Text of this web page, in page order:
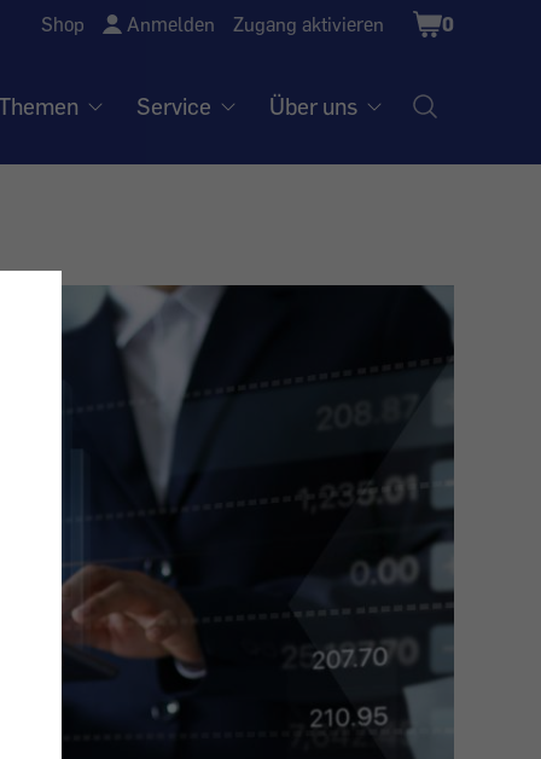
Shop Anmelden Zugang aktivieren
Shopping
Cart
0
Service Über uns